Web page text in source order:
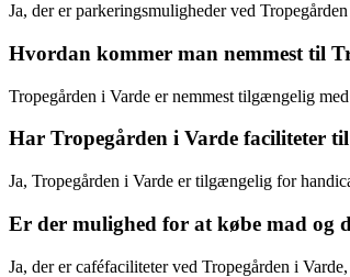
Ja, der er parkeringsmuligheder ved
Hvordan kommer man nemmest til
Tropegården i Varde er nemmest tilgængelig
Har Tropegården i Varde faciliteter
Ja, Tropegården i Varde er tilgængelig for
Er der mulighed for at købe mad og
Ja, der er caféfaciliteter ved Tropegården i